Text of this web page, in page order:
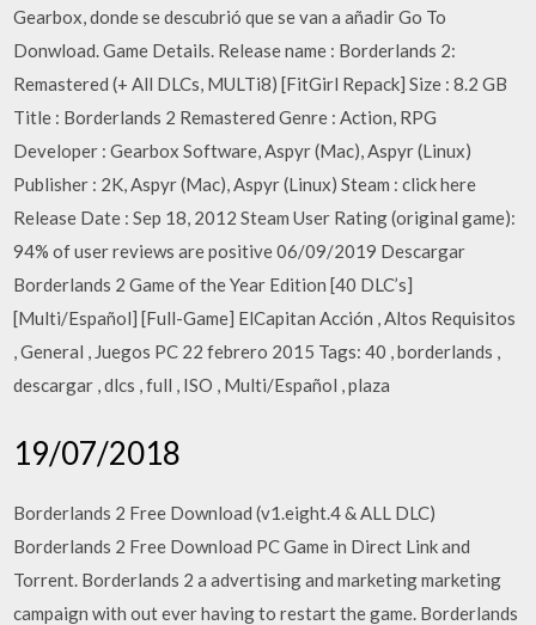
Gearbox, donde se descubrió que se van a añadir Go To
Donwload. Game Details. Release name : Borderlands 2:
Remastered (+ All DLCs, MULTi8) [FitGirl Repack] Size : 8.2 GB
Title : Borderlands 2 Remastered Genre : Action, RPG
Developer : Gearbox Software, Aspyr (Mac), Aspyr (Linux)
Publisher : 2K, Aspyr (Mac), Aspyr (Linux) Steam : click here
Release Date : Sep 18, 2012 Steam User Rating (original game):
94% of user reviews are positive 06/09/2019 Descargar
Borderlands 2 Game of the Year Edition [40 DLC’s]
[Multi/Español] [Full-Game] ElCapitan Acción , Altos Requisitos
, General , Juegos PC 22 febrero 2015 Tags: 40 , borderlands ,
descargar , dlcs , full , ISO , Multi/Español , plaza
19/07/2018
Borderlands 2 Free Download (v1.eight.4 & ALL DLC)
Borderlands 2 Free Download PC Game in Direct Link and
Torrent. Borderlands 2 a advertising and marketing marketing
campaign with out ever having to restart the game. Borderlands